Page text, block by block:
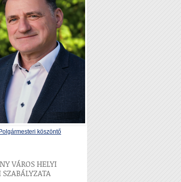
köszöntő
VÁROS HELYI
SZABÁLYZATA